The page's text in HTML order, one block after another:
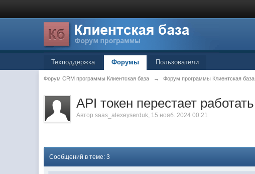
Техподдержка Форумы Пользователи
Форум CRM программы Клиентская база → Форум программы Клиентская база
API токен перестает работать
Авторsaas_alexeyserduk, 15 нояб. 2024 00:21
Сообщений в теме: 3